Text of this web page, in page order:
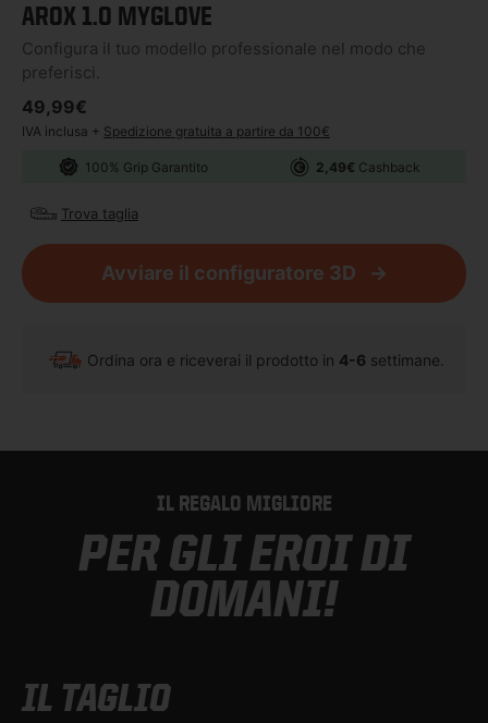
AROX 1.0 MYGLOVE
Configura il tuo modello professionale nel modo che
preferisci.
Prezzo di listino
49,99€
IVA inclusa + Spedizione gratuita a partire da 100€
100% Grip Garantito 2,49€ Cashback
Trova taglia
Avviare il configuratore 3D
Ordina ora e riceverai il prodotto in 4-6 settimane.
IL REGALO MIGLIORE
PER GLI EROI DI
DOMANI!
IL TAGLIO